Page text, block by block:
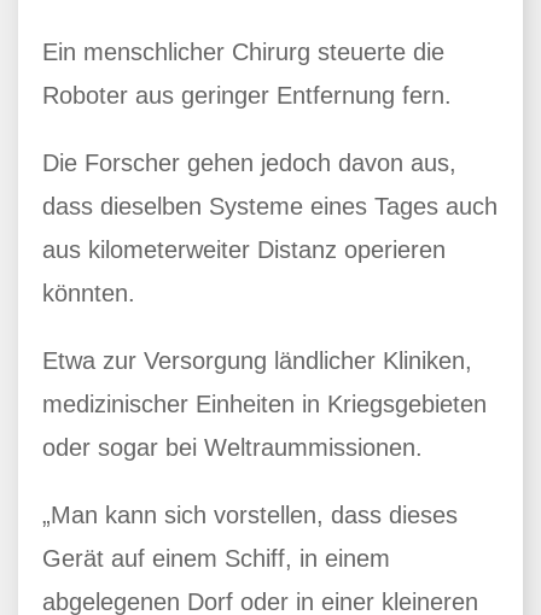
Ein menschlicher Chirurg steuerte die
Roboter aus geringer Entfernung fern.
Die Forscher gehen jedoch davon aus,
dass dieselben Systeme eines Tages auch
aus kilometerweiter Distanz operieren
könnten.
Etwa zur Versorgung ländlicher Kliniken,
medizinischer Einheiten in Kriegsgebieten
oder sogar bei Weltraummissionen.
„Man kann sich vorstellen, dass dieses
Gerät auf einem Schiff, in einem
abgelegenen Dorf oder in einer kleineren